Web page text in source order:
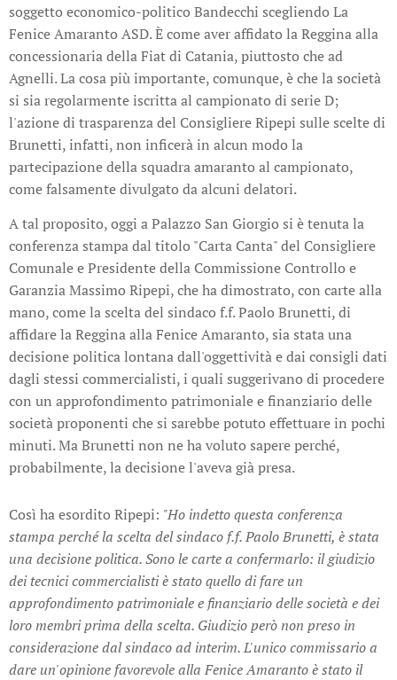
soggetto economico-politico Bandecchi scegliendo La
Fenice Amaranto ASD. È come aver affidato la Reggina alla
concessionaria della Fiat di Catania, piuttosto che ad
Agnelli. La cosa più importante, comunque, è che la società
si sia regolarmente iscritta al campionato di serie D;
l'azione di trasparenza del Consigliere Ripepi sulle scelte di
Brunetti, infatti, non inficerà in alcun modo la
partecipazione della squadra amaranto al campionato,
come falsamente divulgato da alcuni delatori.
A tal proposito, oggi a Palazzo San Giorgio si è tenuta la
conferenza stampa dal titolo "Carta Canta" del Consigliere
Comunale e Presidente della Commissione Controllo e
Garanzia Massimo Ripepi, che ha dimostrato, con carte alla
mano, come la scelta del sindaco f.f. Paolo Brunetti, di
affidare la Reggina alla Fenice Amaranto, sia stata una
decisione politica lontana dall'oggettività e dai consigli dati
dagli stessi commercialisti, i quali suggerivano di procedere
con un approfondimento patrimoniale e finanziario delle
società proponenti che si sarebbe potuto effettuare in pochi
minuti. Ma Brunetti non ne ha voluto sapere perché,
probabilmente, la decisione l'aveva già presa.
Così ha esordito Ripepi: "Ho indetto questa conferenza
stampa perché la scelta del sindaco f.f. Paolo Brunetti, è stata
una decisione politica. Sono le carte a confermarlo: il giudizio
dei tecnici commercialisti è stato quello di fare un
approfondimento patrimoniale e finanziario delle società e dei
loro membri prima della scelta. Giudizio però non preso in
considerazione dal sindaco ad interim. L'unico commissario a
dare un'opinione favorevole alla Fenice Amaranto è stato il